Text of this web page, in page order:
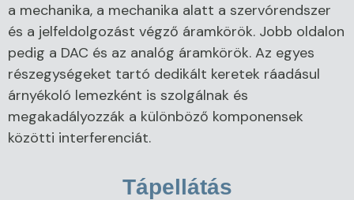
a mechanika, a mechanika alatt a szervórendszer
és a jelfeldolgozást végző áramkörök. Jobb oldalon
pedig a DAC és az analóg áramkörök. Az egyes
részegységeket tartó dedikált keretek ráadásul
árnyékoló lemezként is szolgálnak és
megakadályozzák a különböző komponensek
közötti interferenciát.
Tápellátás